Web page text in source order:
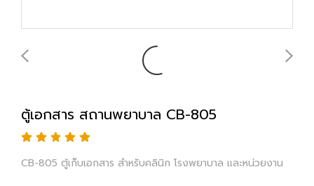
ตู้เอกสาร สถานพยาบาล CB-805
CB-805 ตู้เก็บเอกสาร สำหรับคลินิก โรงพยาบาล และหน่วยงาน